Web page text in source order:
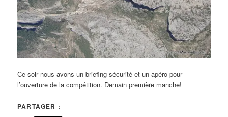
Ce soir nous avons un briefing sécurité et un apéro pour
l’ouverture de la compétition. Demain première manche!
PARTAGER :